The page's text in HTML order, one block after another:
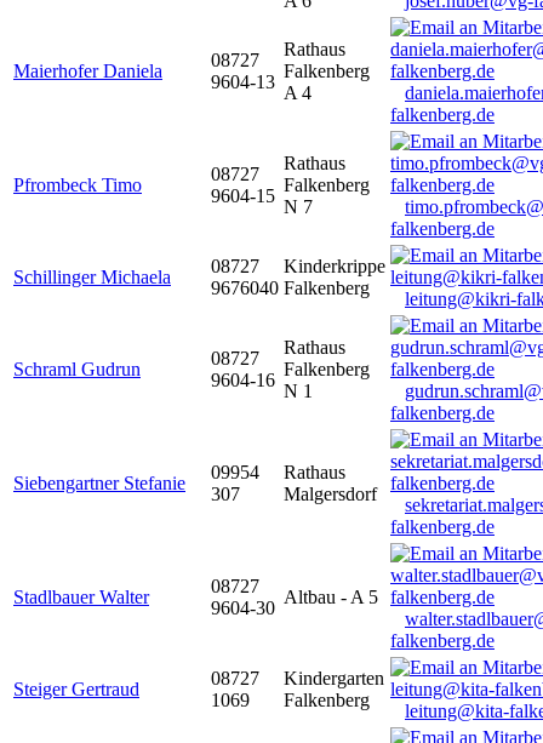
Maierhofer Daniela
08727
9604-13
Rathaus
Falkenberg
A 4
falkenberg.de
Pfrombeck Timo
08727
9604-15
Rathaus
Falkenberg
N 7
falkenberg.de
Schillinger Michaela
08727
9676040
Kinderkrippe
Falkenberg
leitung@kikri-
Schraml Gudrun
08727
9604-16
Rathaus
Falkenberg
N 1
falkenberg.de
Siebengartner Stefanie
09954
307
Rathaus
Malgersdorf
falkenberg.de
Stadlbauer Walter
08727
9604-30
Altbau - A 5
falkenberg.de
Steiger Gertraud
08727
1069
Kindergarten
Falkenberg
leitung@kita-